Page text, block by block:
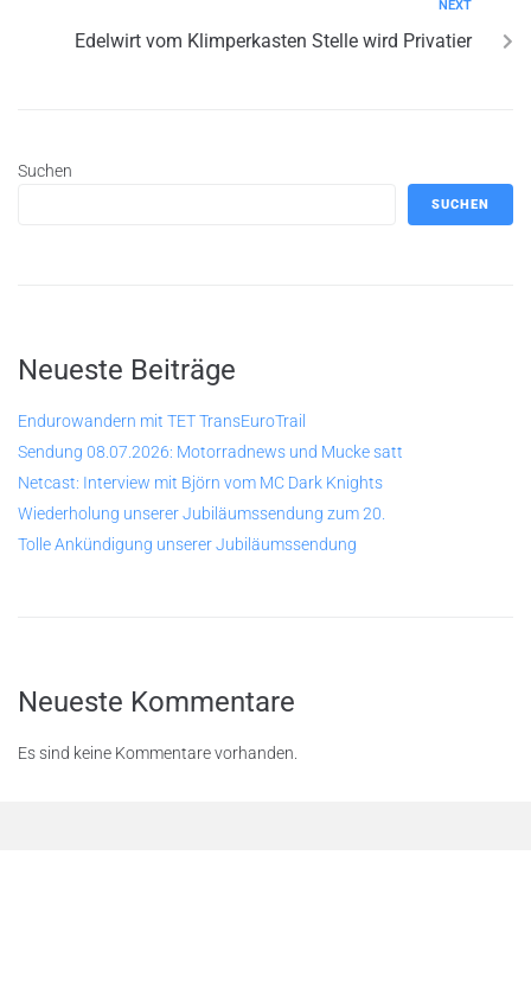
NEXT
Edelwirt vom Klimperkasten Stelle wird Privatier
Suchen
SUCHEN
Neueste Beiträge
Endurowandern mit TET TransEuroTrail
Sendung 08.07.2026: Motorradnews und Mucke satt
Netcast: Interview mit Björn vom MC Dark Knights
Wiederholung unserer Jubiläumssendung zum 20.
Tolle Ankündigung unserer Jubiläumssendung
Neueste Kommentare
Es sind keine Kommentare vorhanden.